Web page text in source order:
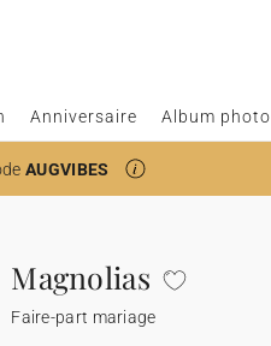
Anniversaire Album photo
AUGVIBES
Magnolias
Faire-part mariage